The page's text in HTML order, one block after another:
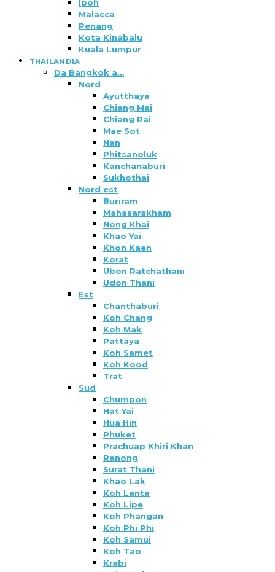
Ipoh
Malacca
Penang
Kota Kinabalu
Kuala Lumpur
THAILANDIA
Da Bangkok a…
Nord
Ayutthaya
Chiang Mai
Chiang Rai
Mae Sot
Nan
Phitsanoluk
Kanchanaburi
Sukhothai
Nord est
Buriram
Mahasarakham
Nong Khai
Khao Yai
Khon Kaen
Korat
Ubon Ratchathani
Udon Thani
Est
Chanthaburi
Koh Chang
Koh Mak
Pattaya
Koh Samet
Koh Kood
Trat
Sud
Chumpon
Hat Yai
Hua Hin
Phuket
Prachuap Khiri Khan
Ranong
Surat Thani
Khao Lak
Koh Lanta
Koh Lipe
Koh Phangan
Koh Phi Phi
Koh Samui
Koh Tao
Krabi